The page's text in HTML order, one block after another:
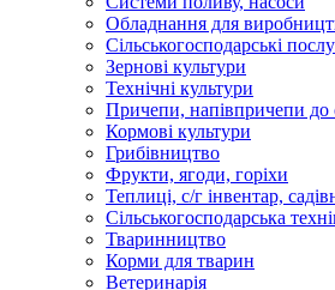
Обладнання для
Сільськогосподарські
Зернові культури
Технічні культури
Причепи, напівпричепи до
Кормові культури
Грибівництво
Фрукти, ягоди, горіхи
Теплиці, с/г інвентар,
Сільськогосподарська
Тваринництво
Корми для тварин
Ветеринарія